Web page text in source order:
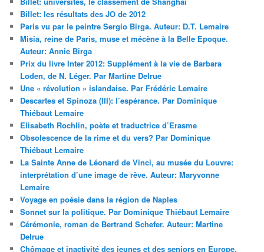
Billet: les résultats des JO de 2012
Paris vu par le peintre Sergio Birga. Auteur: D.T. Lemaire
Misia, reine de Paris, muse et mécène à la Belle Epoque.
Auteur: Annie Birga
Prix du livre Inter 2012: Supplément à la vie de Barbara
Loden, de N. Léger. Par Martine Delrue
Une « révolution » islandaise. Par Frédéric Lemaire
Descartes et Spinoza (III): l’espérance. Par Dominique
Thiébaut Lemaire
Elisabeth Rochlin, poète et traductrice d’Erasme
Obsolescence de la rime et du vers? Par Dominique
Thiébaut Lemaire
La Sainte Anne de Léonard de Vinci, au musée du Louvre:
interprétation d’une image de rêve. Auteur: Maryvonne
Lemaire
Voyage en poésie dans la région de Naples
Sonnet sur la politique. Par Dominique Thiébaut Lemaire
Cérémonie, roman de Bertrand Schefer. Auteur: Martine
Delrue
Chômage et inactivité des jeunes et des seniors en Europe.